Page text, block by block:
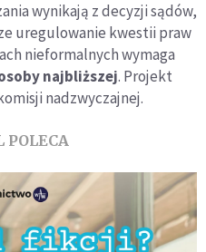
wynikają z decyzji sądów,
uregulowanie kwestii praw
nieformalnych wymaga
najbliższej. Projekt
nadzwyczajnej.
POLECA